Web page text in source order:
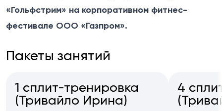
«Гольфстрим» на корпоративном фитнес-
фестивале ООО «Газпром».
Пакеты занятий
1 сплит-тренировка
(Тривайло Ирина)
4